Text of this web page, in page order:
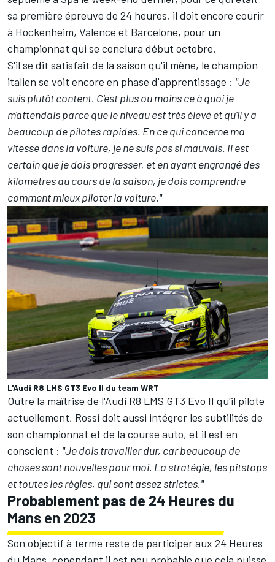
sa première épreuve de 24 heures, il doit encore courir
à Hockenheim, Valence et Barcelone, pour un
championnat qui se conclura début octobre.
S'il se dit satisfait de la saison qu'il mène, le champion
italien se voit encore en phase d'apprentissage : "Je
suis plutôt content. C'est plus ou moins ce à quoi je
m'attendais parce que le niveau est très élevé et qu'il y a
beaucoup de pilotes rapides. En ce qui concerne ma
vitesse dans la voiture, je ne suis pas si mauvais. Il est
certain que je dois progresser, et en ayant engrangé des
kilomètres au cours de la saison, je dois comprendre
comment mieux piloter la voiture."
L'Audi R8 LMS GT3 Evo II du team WRT
Outre la maîtrise de l'Audi R8 LMS GT3 Evo II qu'il pilote
actuellement, Rossi doit aussi intégrer les subtilités de
son championnat et de la course auto, et il est en
conscient : "Je dois travailler dur, car beaucoup de
choses sont nouvelles pour moi. La stratégie, les pitstops
et toutes les règles, qui sont assez strictes."
Probablement pas de 24 Heures du
Mans en 2023
Son objectif à terme reste de participer aux 24 Heures
du Mans, cependant il est peu probable que cela puisse